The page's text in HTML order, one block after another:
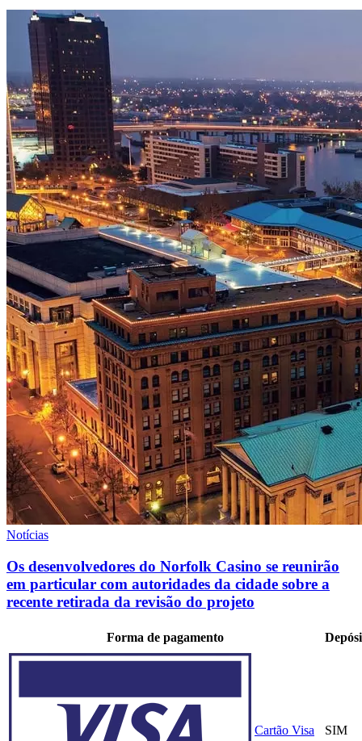
Notícias
Os desenvolvedores do Norfolk Casino se reunirão
em particular com autoridades da cidade sobre a
recente retirada da revisão do projeto
Forma de pagamento
Cartão Visa SIM